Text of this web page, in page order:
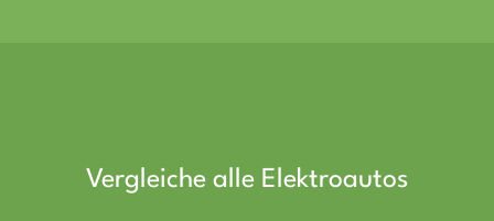
Vergleiche alle Elektroautos